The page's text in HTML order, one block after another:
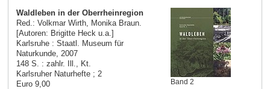
Band 2
Waldleben in der Oberrheinregion
Red.: Volkmar Wirth, Monika Braun.
[Autoren: Brigitte Heck u.a.]
Karlsruhe : Staatl. Museum für
Naturkunde, 2007
148 S. : zahlr. Ill., Kt.
Karlsruher Naturhefte ; 2
Euro 9,00